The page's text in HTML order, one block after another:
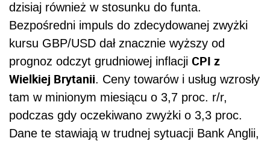
dzisiaj również w stosunku do funta.
Bezpośredni impuls do zdecydowanej zwyżki
kursu GBP/USD dał znacznie wyższy od
prognoz odczyt grudniowej inflacji CPI z
Wielkiej Brytanii. Ceny towarów i usług wzrosły
tam w minionym miesiącu o 3,7 proc. r/r,
podczas gdy oczekiwano zwyżki o 3,3 proc.
Dane te stawiają w trudnej sytuacji Bank Anglii,